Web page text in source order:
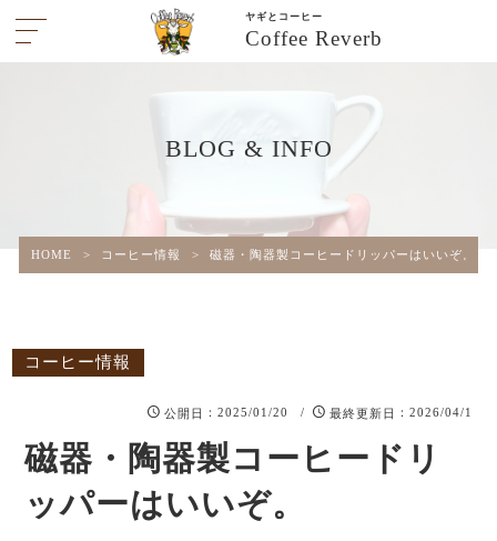
ヤギとコーヒー
Coffee Reverb
BLOG & INFO
HOME > コーヒー情報 > 磁器・陶器製コーヒードリッパーはいいぞ。
コーヒー情報
公開日 ：2025/01/20 / 最終更新日 ：2026/04/1
磁器・陶器製コーヒードリ
ッパーはいいぞ。